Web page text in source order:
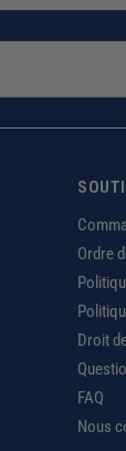
Ordre
Droit
FAQ
Nous